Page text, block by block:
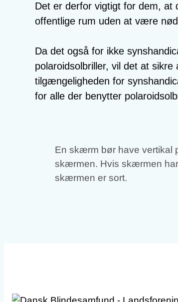
Det er derfor vigtigt for dem, at
offentlige rum uden at være
Da det også for ikke
polaroidsolbriller, vil det at
tilgængeligheden for
for alle der benytter
En skærm bør have vertikal
skærmen. Hvis skærmen
skærmen er sort.